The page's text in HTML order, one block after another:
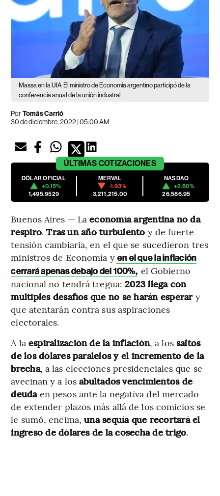
Massa en la UIA El ministro de Economía argentino participó de la
conferencia anual de la unión industral
PorTomás Carrió
30 de diciembre, 2022 | 05:00 AM
ÚLTIMAS COTIZACIONES
DÓLAR OFICIAL
+0.15%
1,495.9529
MERVAL
-1.93%
3,211,215.00
NASDAQ
+2.60%
26,586.95
Buenos Aires — Laeconomía argentina no da
respiro.Tras un año turbulento y de fuerte
tensión cambiaria, en el que se sucedieron tres
ministros de Economía y en el que la inflación
cerrará apenas debajo del 100%, el Gobierno
nacional no tendrá tregua:2023 llega con
múltiples desafíos que no se harán esperary
que atentarán contra sus aspiraciones
electorales.
A la espiralización de la inflación, a los saltos
de los dólares paralelos y el incremento de la
brecha, a las elecciones presidenciales que se
avecinan y a losabultados vencimientos de
deuda en pesos ante la negativa del mercado
de extender plazos más allá de los comicios se
le sumó, encima,una sequía que recortará el
ingreso de dólares de la cosecha de trigo.